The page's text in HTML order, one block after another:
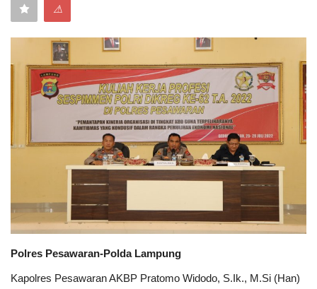
Ketertiban
Keamanan
Kejahatan
Cybers Event
UMKM & Ekonomi Kreatif
Pekerja Migran Indonesia
Ekonomi
Pendidikan
⚠
Polres Pesawaran-Polda Lampung
Kapolres Pesawaran AKBP Pratomo Widodo, S.Ik., M.Si (Han)